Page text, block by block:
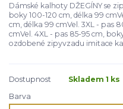
Dámské kalhoty DŽEGÍNY se
boky 100-120 cm, délka 99
cm, délka 99 cmVel. 3XL - pas
cmVel. 4XL - pas 85-95 cm,
ozdobené zipyvzadu imitace
Dostupnost
Skladem 1 ks
Barva